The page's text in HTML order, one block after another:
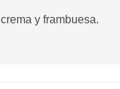
y frambuesa.